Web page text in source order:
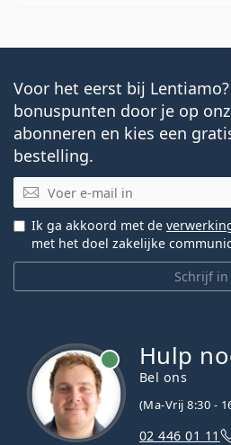
Voor het eerst bij
bonuspunten door je op
abonneren en kies een
bestelling.
E-mail
Schrijf in
Ik ga akkoord met de
met het doel zakelijke
Hulp
Bel ons
(Ma-Vrij 8:30 -
02 446 01 11